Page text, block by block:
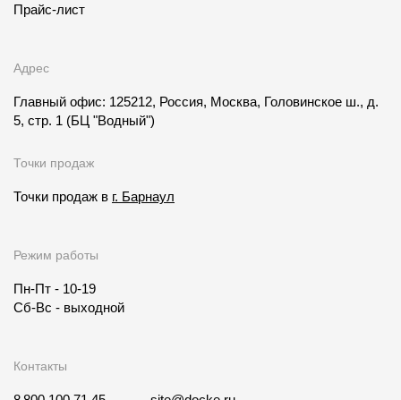
Прайс-лист
Адрес
Главный офис: 125212, Россия, Москва, Головинское ш., д.
5, стр. 1 (БЦ "Водный")
Точки продаж
Точки продаж в г. Барнаул
Режим работы
Пн-Пт - 10-19
Сб-Вс - выходной
Контакты